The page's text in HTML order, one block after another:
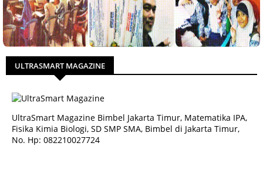
ULTRASMART MAGAZINE
UltraSmart Magazine Bimbel Jakarta Timur, Matematika IPA,
Fisika Kimia Biologi, SD SMP SMA, Bimbel di Jakarta Timur,
No. Hp: 082210027724